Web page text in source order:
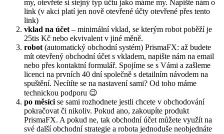
my, otevřete si stejný typ účtu jako máme my. Napište nám o
link (v akci platí jen nově otevřené účty otevřené přes tento
link)
vklad na účet – minimální vklad, se kterým robot poběží je
25tis Kč nebo ekvivalent v jiné měně.
robot (automatický obchodní systém) PrismaFX: až budete
mít otevřený obchodní účet s vkladem, napište nám na email
nebo přes kontaktní formulář. Spojíme se s Vámi a zašleme
licenci na prvních 40 dní společně s detailním návodem na
spuštění. Necítíte se na nastavení sami? Od toho máme
technickou podporu 😉
po měsíci se sami rozhodnete jestli chcete v obchodování
pokračovat či nikoliv. Pokud ano, zakoupíte produkt
PrismaFX. A pokud ne, tak obchodní účet můžete využít na
své další obchodní strategie a robota jednoduše neobjednáte